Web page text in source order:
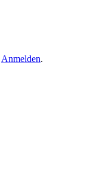
Anmelden.